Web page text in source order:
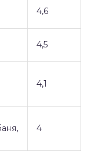
4,6
4,5
4,1
4